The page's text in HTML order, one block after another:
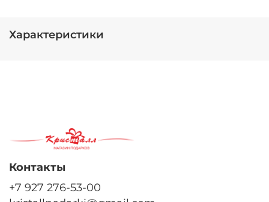
материалов, которые не только придают ей
прочность и долговечность, но и сохраняют
Характеристики
Контакты
+7 927 276-53-00